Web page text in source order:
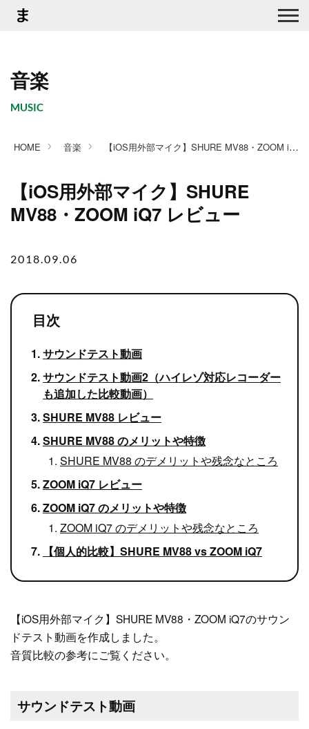
音楽
MUSIC
HOME 音楽 【iOS用外部マイク】SHURE MV88・ZOOM iQ7 レビュー
【iOS用外部マイク】SHURE
MV88・ZOOM iQ7 レビュー
2018.09.06
目次
サウンドテスト動画
サウンドテスト動画2（ハイレゾ対応レコーダー
も追加した比較動画）
SHURE MV88 レビュー
SHURE MV88 のメリットや特徴
SHURE MV88 のデメリットや残念なところ
ZOOM iQ7 レビュー
ZOOM iQ7 のメリットや特徴
ZOOM iQ7 のデメリットや残念なところ
【個人的比較】SHURE MV88 vs ZOOM iQ7
【iOS用外部マイク】SHURE MV88・ZOOM iQ7のサウン
ドテスト動画を作成しました。
音質比較の参考にご覧ください。
サウンドテスト動画